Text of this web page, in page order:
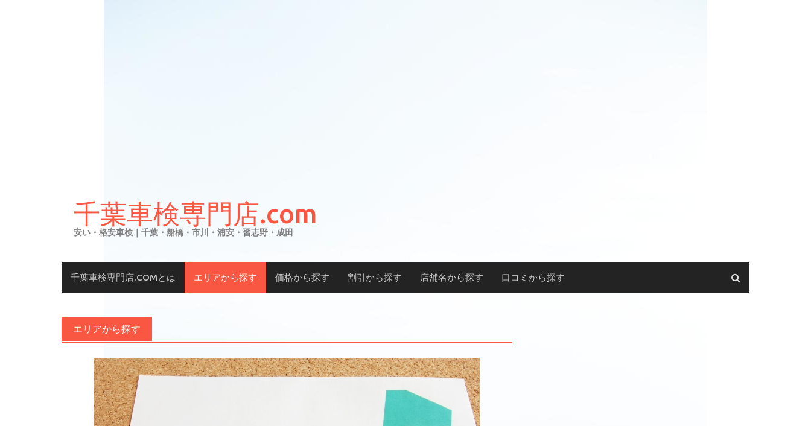
千葉車検専門店.com
安い・格安車検｜千葉・船橋・市川・浦安・習志野・成田
千葉車検専門店.COMとは エリアから探す 価格から探す 割引から探す 店舗名から探す 口コミから探す
エリアから探す